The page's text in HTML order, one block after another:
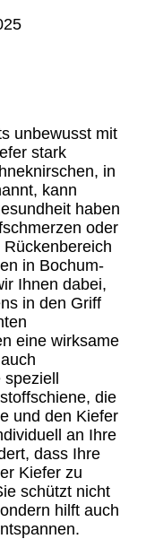
unbewusst mit
stark
in
kann
haben
oder
in Bochum-
Ihnen dabei,
in den Griff
eine wirksame
die
und den Kiefer
an Ihre
dass Ihre
Kiefer zu
schützt nicht
hilft auch